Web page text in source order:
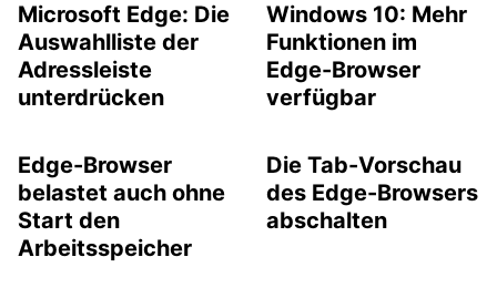
Microsoft Edge: Die
Auswahlliste der
Adressleiste
unterdrücken
Windows 10: Mehr
Funktionen im
Edge-Browser
verfügbar
Edge-Browser
belastet auch ohne
Start den
Arbeitsspeicher
Die Tab-Vorschau
des Edge-Browsers
abschalten